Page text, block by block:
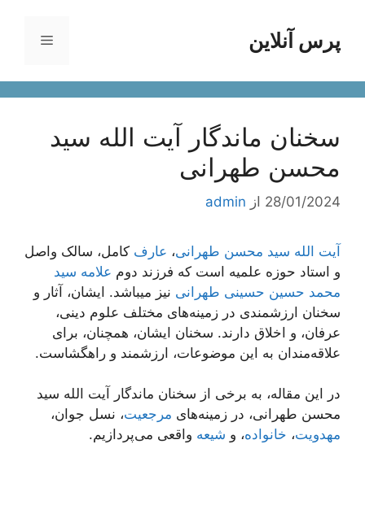
محتواپرس آنلاین فهرست
سخنان ماندگار آیت الله سید
محسن طهرانی
28/01/2024 از admin
آیت الله سید محسن طهرانی، عارف کامل، سالک واصل
و استاد حوزه علمیه است که فرزند دوم علامه سید
محمد حسین حسینی طهرانی نیز میباشد. ایشان، آثار و
سخنان ارزشمندی در زمینه‌های مختلف علوم دینی،
عرفان، و اخلاق دارند. سخنان ایشان، همچنان، برای
علاقه‌مندان به این موضوعات، ارزشمند و راهگشاست.
در این مقاله، به برخی از سخنان ماندگار آیت الله سید
محسن طهرانی، در زمینه‌های مرجعیت، نسل جوان،
مهدویت، خانواده، و شیعه واقعی می‌پردازیم.